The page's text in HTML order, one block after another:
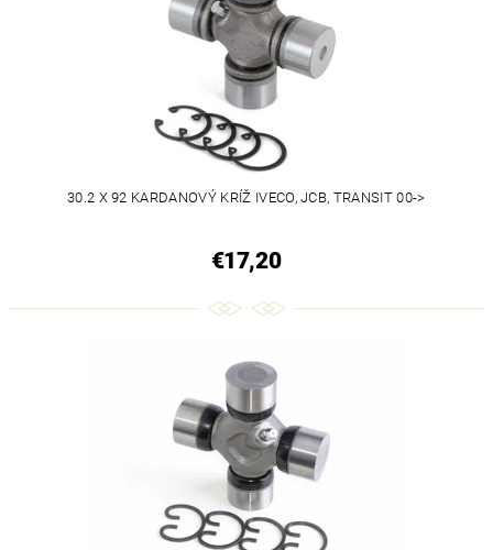
30.2 X 92 KARDANOVÝ KRÍŽ IVECO, JCB, TRANSIT 00->
€17,20